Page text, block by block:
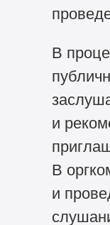
В
и
В
и